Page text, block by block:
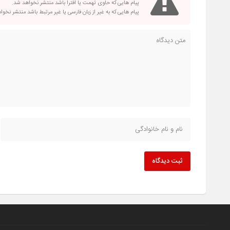
پیام هایی که حاوی تهمت یا افترا باشد منتشر نخواهد شد.
پیام هایی که به غیر از زبان فارسی یا غیر مرتبط باشد منتشر
ثبت دیدگاه